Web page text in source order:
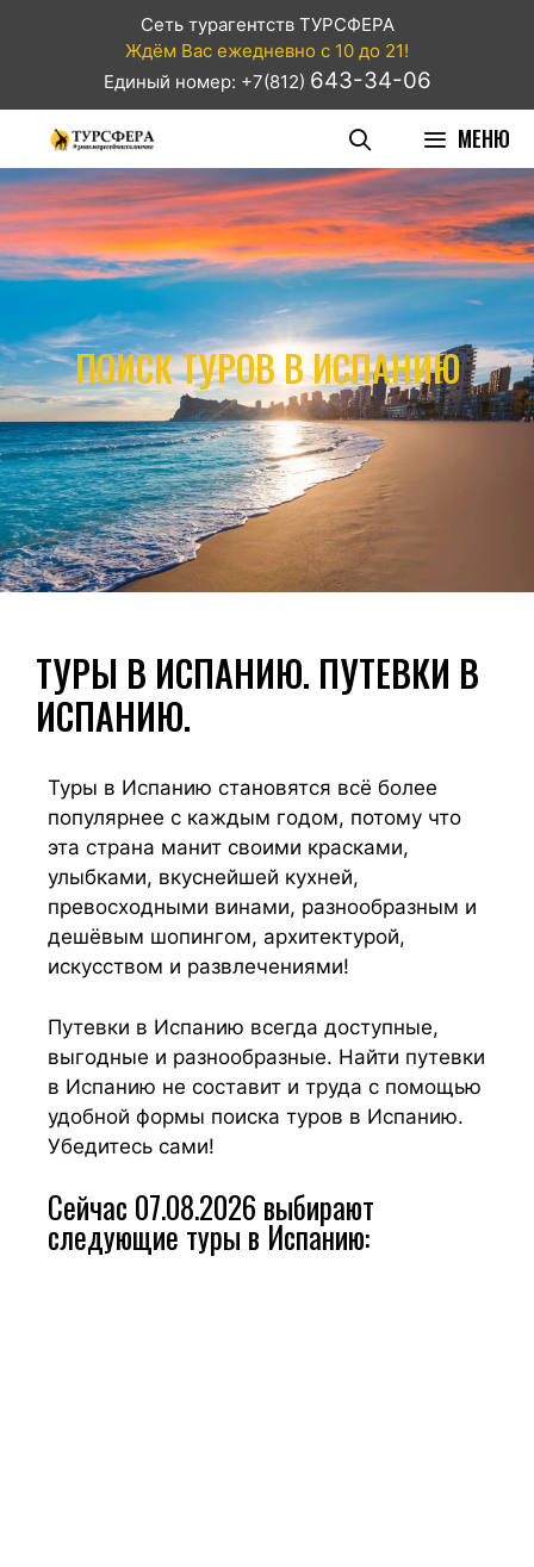
Сеть турагентств ТУРСФЕРА
Ждём Вас ежедневно с 10 до 21!
Единый номер: +7(812) 643-34-06
МЕНЮ
ПОИСК ТУРОВ В ИСПАНИЮ
ТУРЫ В ИСПАНИЮ. ПУТЕВКИ В
ИСПАНИЮ.
Туры в Испанию становятся всё более
популярнее с каждым годом, потому что
эта страна манит своими красками,
улыбками, вкуснейшей кухней,
превосходными винами, разнообразным и
дешёвым шопингом, архитектурой,
искусством и развлечениями!
Путевки в Испанию всегда доступные,
выгодные и разнообразные. Найти путевки
в Испанию не составит и труда с помощью
удобной формы поиска туров в Испанию.
Убедитесь сами!
Сейчас 07.08.2026 выбирают
следующие туры в Испанию: